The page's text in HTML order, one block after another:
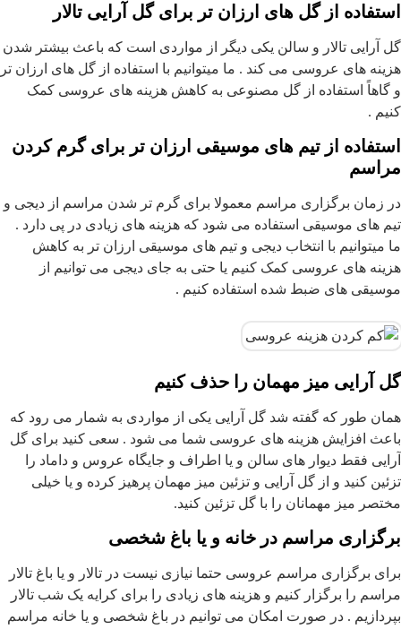
استفاده از گل های ارزان تر برای گل آرایی تالار
گل آرایی تالار و سالن یکی دیگر از مواردی است که باعث بیشتر شدن
هزینه های عروسی می کند . ما میتوانیم با استفاده از گل های ارزان تر
و گاهاً استفاده از گل مصنوعی به کاهش هزینه های عروسی کمک
کنیم .
استفاده از تیم های موسیقی ارزان تر برای گرم کردن
مراسم
در زمان برگزاری مراسم معمولا برای گرم تر شدن مراسم از دیجی و
تیم های موسیقی استفاده می شود که هزینه های زیادی در پی دارد .
ما میتوانیم با انتخاب دیجی و تیم های موسیقی ارزان تر به کاهش
هزینه های عروسی کمک کنیم یا حتی به جای دیجی می توانیم از
موسیقی های ضبط شده استفاده کنیم .
گل آرایی میز مهمان را حذف کنیم
همان طور که گفته شد گل آرایی یکی از مواردی به شمار می رود که
باعث افزایش هزینه های عروسی شما می شود . سعی کنید برای گل
آرایی فقط دیوار های سالن و یا اطراف و جایگاه عروس و داماد را
تزئین کنید و از گل آرایی و تزئین میز مهمان پرهیز کرده و یا خیلی
مختصر میز مهمانان را با گل تزئین کنید.
برگزاری مراسم در خانه و یا باغ شخصی
برای برگزاری مراسم عروسی حتما نیازی نیست در تالار و یا باغ تالار
مراسم را برگزار کنیم و هزینه های زیادی را برای کرایه یک شب تالار
بپردازیم . در صورت امکان می توانیم در باغ شخصی و یا خانه مراسم